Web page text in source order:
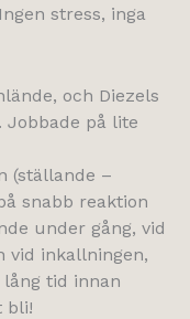
stress, inga
och Diezels
på lite
(ställande –
snabb reaktion
under gång, vid
vid inkallningen,
tid innan
bli!